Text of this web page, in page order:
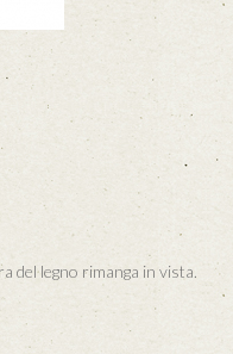
del legno rimanga in vista.